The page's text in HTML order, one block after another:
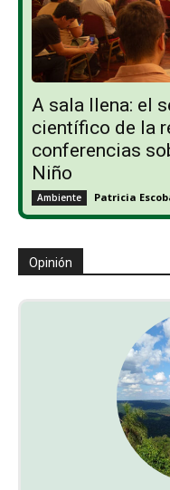
A sala llena: el
científico de la
conferencias
Niño
Ambiente Patricia
Opinión